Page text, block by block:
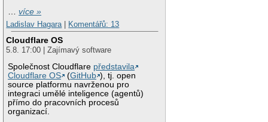
…více »
Ladislav Hagara| Komentářů: 13
Cloudflare OS
5.8. 17:00 | Zajímavý software
Společnost Cloudflare představila
Cloudflare OS
(GitHub ), tj. open
source platformu navrženou pro
integraci umělé inteligence (agentů)
přímo do pracovních procesů
organizací.